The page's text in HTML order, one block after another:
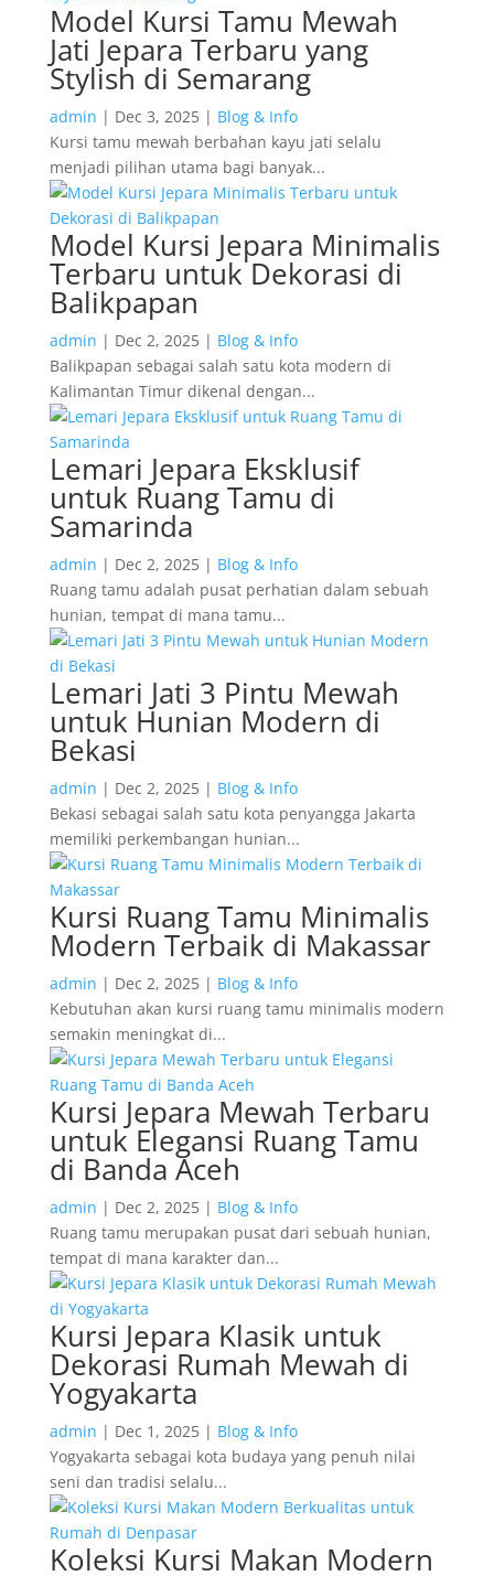
Model Kursi Tamu Mewah
Jati Jepara Terbaru yang
Stylish di Semarang
admin | Dec 3, 2025 | Blog & Info
Kursi tamu mewah berbahan kayu jati selalu
menjadi pilihan utama bagi banyak...
Model Kursi Jepara Minimalis
Terbaru untuk Dekorasi di
Balikpapan
admin | Dec 2, 2025 | Blog & Info
Balikpapan sebagai salah satu kota modern di
Kalimantan Timur dikenal dengan...
Lemari Jepara Eksklusif
untuk Ruang Tamu di
Samarinda
admin | Dec 2, 2025 | Blog & Info
Ruang tamu adalah pusat perhatian dalam sebuah
hunian, tempat di mana tamu...
Lemari Jati 3 Pintu Mewah
untuk Hunian Modern di
Bekasi
admin | Dec 2, 2025 | Blog & Info
Bekasi sebagai salah satu kota penyangga Jakarta
memiliki perkembangan hunian...
Kursi Ruang Tamu Minimalis
Modern Terbaik di Makassar
admin | Dec 2, 2025 | Blog & Info
Kebutuhan akan kursi ruang tamu minimalis modern
semakin meningkat di...
Kursi Jepara Mewah Terbaru
untuk Elegansi Ruang Tamu
di Banda Aceh
admin | Dec 2, 2025 | Blog & Info
Ruang tamu merupakan pusat dari sebuah hunian,
tempat di mana karakter dan...
Kursi Jepara Klasik untuk
Dekorasi Rumah Mewah di
Yogyakarta
admin | Dec 1, 2025 | Blog & Info
Yogyakarta sebagai kota budaya yang penuh nilai
seni dan tradisi selalu...
Koleksi Kursi Makan Modern